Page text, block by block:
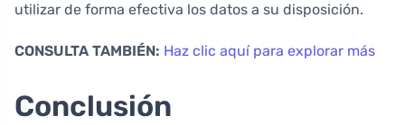
utilizar de forma efectiva los datos a su disposición.
CONSULTA TAMBIÉN: Haz clic aquí para explorar más
Conclusión